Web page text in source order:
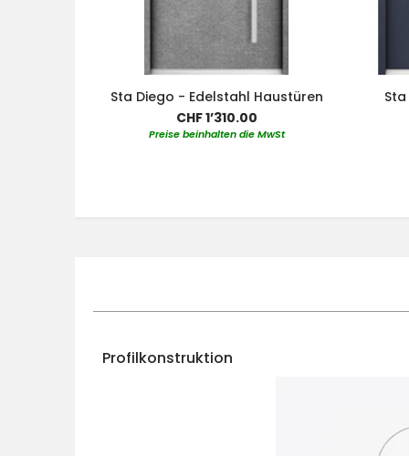
Sta Diego - Edelstahl Haustüren
CHF 1’310.00
Preise beinhalten die MwSt